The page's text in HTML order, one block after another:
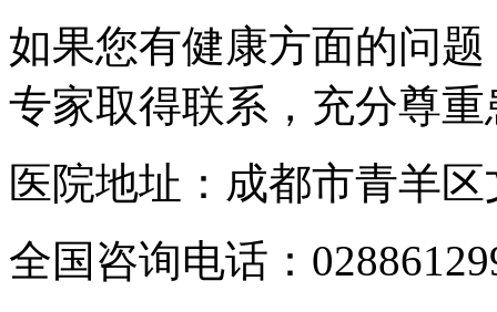
如果您有健康方面的问
专家取得联系，充分尊
医院地址：成都市青羊
全国咨询电话：